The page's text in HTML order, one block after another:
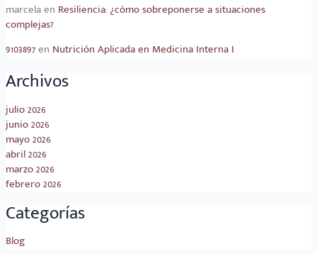
marcelaen Resiliencia: ¿cómo sobreponerse a situaciones
complejas?
9103897en Nutrición Aplicada en Medicina Interna I
Archivos
julio 2026
junio 2026
mayo 2026
abril 2026
marzo 2026
febrero 2026
Categorías
Blog